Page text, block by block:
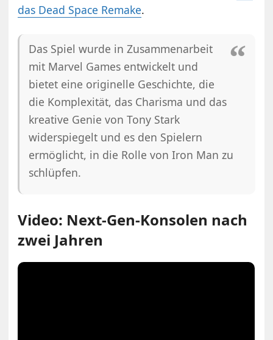
das Dead Space Remake.
Das Spiel wurde in Zusammenarbeit
mit Marvel Games entwickelt und
bietet eine originelle Geschichte, die
die Komplexität, das Charisma und das
kreative Genie von Tony Stark
widerspiegelt und es den Spielern
ermöglicht, in die Rolle von Iron Man zu
schlüpfen.
Video: Next-Gen-Konsolen nach
zwei Jahren